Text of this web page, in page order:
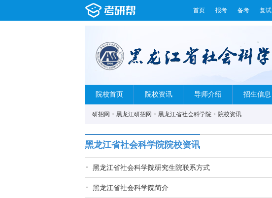
首页 报考 备考 复试
院校首页 院校资讯 导师介绍 招生信息
研招网 > 黑龙江研招网 > 黑龙江省社会科学院 > 院校资讯
黑龙江省社会科学院院校资讯
黑龙江省社会科学院研究生院联系方式
黑龙江省社会科学院简介